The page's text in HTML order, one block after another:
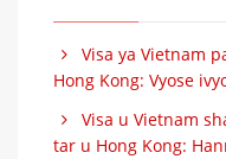
Visa ya Vietnam
Hong Kong: Vyose
Visa u Vietnam
tar u Hong Kong: